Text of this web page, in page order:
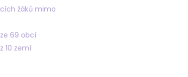
žáků mimo
69 obcí
10 zemí